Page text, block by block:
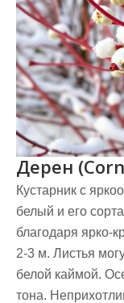
Дерен
Кустарник с
белый и его
благодаря ярко-
2-3 м. Листья
белой каймой.
тона.